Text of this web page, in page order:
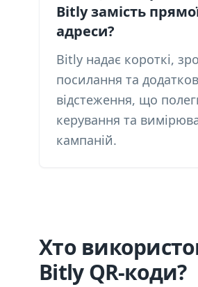
Bitly замість
адреси?
Bitly надає короткі,
посилання та
відстеження, що
керування та
кампаній.
Хто
Bitly QR-коди?